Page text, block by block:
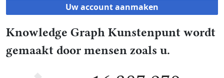
Uw account aanmaken
Knowledge Graph Kunstenpunt wordt
gemaakt door mensen zoals u.